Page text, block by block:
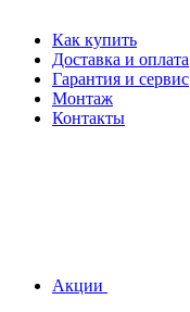
Как купить
Доставка и оплата
Гарантия и сервис
Монтаж
Контакты
Акции